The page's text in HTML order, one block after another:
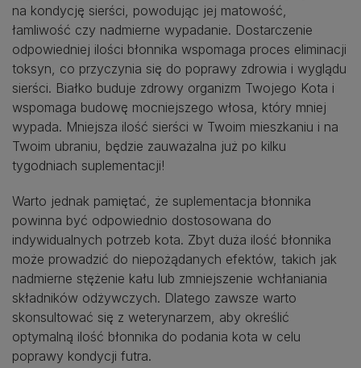
na kondycję sierści, powodując jej matowość,
łamliwość czy nadmierne wypadanie. Dostarczenie
odpowiedniej ilości błonnika wspomaga proces eliminacji
toksyn, co przyczynia się do poprawy zdrowia i wyglądu
sierści. Białko buduje zdrowy organizm Twojego Kota i
wspomaga budowę mocniejszego włosa, który mniej
wypada. Mniejsza ilość sierści w Twoim mieszkaniu i na
Twoim ubraniu, będzie zauważalna już po kilku
tygodniach suplementacji!
Warto jednak pamiętać, że suplementacja błonnika
powinna być odpowiednio dostosowana do
indywidualnych potrzeb kota. Zbyt duża ilość błonnika
może prowadzić do niepożądanych efektów, takich jak
nadmierne stężenie kału lub zmniejszenie wchłaniania
składników odżywczych. Dlatego zawsze warto
skonsultować się z weterynarzem, aby określić
optymalną ilość błonnika do podania kota w celu
poprawy kondycji futra.